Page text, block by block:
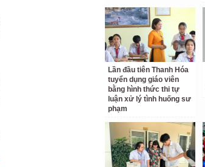
Lần đầu tiên Thanh Hóa
tuyển dụng giáo viên
bằng hình thức thi tự
luận xử lý tình huống sư
phạm